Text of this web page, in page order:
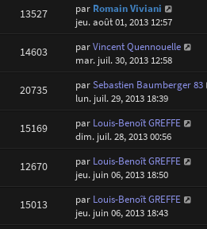
13527 par Romain Viviani
jeu. août 01, 2013 12:57
14603 parVincent Quennouelle
mar. juil. 30, 2013 12:58
20735 parSebastien Baumberger 83
lun. juil. 29, 2013 18:39
15169 par Louis-Benoît GREFFE
dim. juil. 28, 2013 00:56
12670 par Louis-Benoît GREFFE
jeu. juin 06, 2013 18:50
15013 par Louis-Benoît GREFFE
jeu. juin 06, 2013 18:43